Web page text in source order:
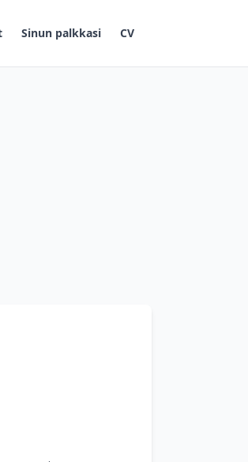
Sinun palkkasi CV